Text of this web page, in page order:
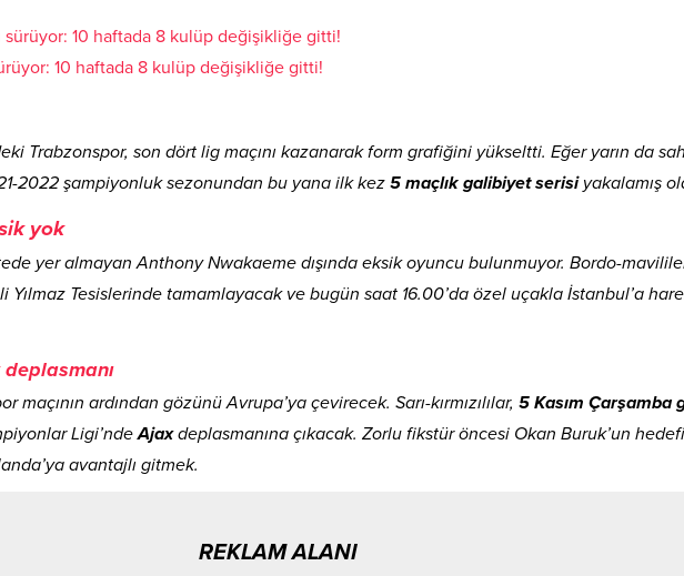
10 haftada 8 kulüp değişikliğe gitti!
Trabzonspor, son dört lig maçını kazanarak form grafiğini yükseltti. Eğer yarın da
2022 şampiyonluk sezonundan bu yana ilk kez5 maçlık galibiyet serisiyakalamış
yok
yer almayan Anthony Nwakaeme dışında eksik oyuncu bulunmuyor. Bordo-
Yılmaz Tesislerinde tamamlayacak ve bugün saat 16.00’da özel uçakla İstanbul’a
maçının ardından gözünü Avrupa’ya çevirecek. Sarı-kırmızılılar, 5 Kasım Çarşamba
Ligi’ndeAjaxdeplasmanına çıkacak. Zorlu fikstür öncesi Okan Buruk’un
avantajlı gitmek.
REKLAM ALANI